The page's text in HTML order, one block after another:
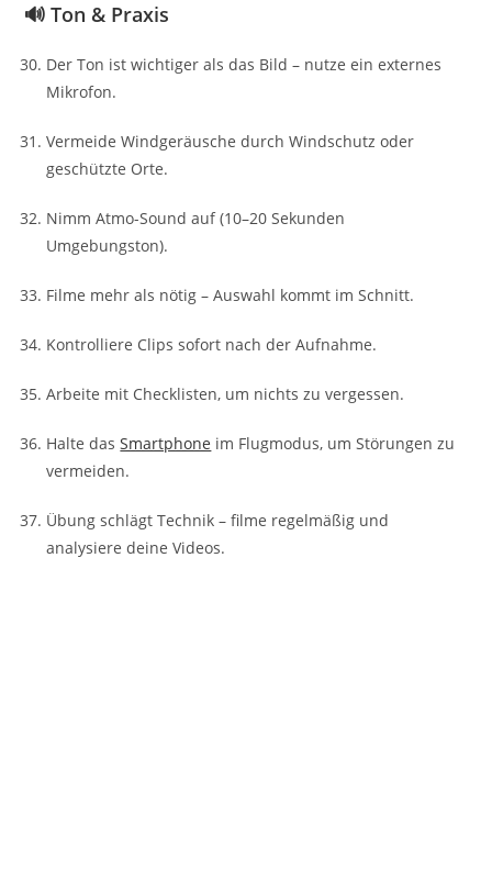
🔊 Ton & Praxis
Der Ton ist wichtiger als das Bild – nutze ein externes
Mikrofon.
Vermeide Windgeräusche durch Windschutz oder
geschützte Orte.
Nimm Atmo-Sound auf (10–20 Sekunden
Umgebungston).
Filme mehr als nötig – Auswahl kommt im Schnitt.
Kontrolliere Clips sofort nach der Aufnahme.
Arbeite mit Checklisten, um nichts zu vergessen.
Halte dasSmartphone im Flugmodus, um Störungen zu
vermeiden.
Übung schlägt Technik – filme regelmäßig und
analysiere deine Videos.